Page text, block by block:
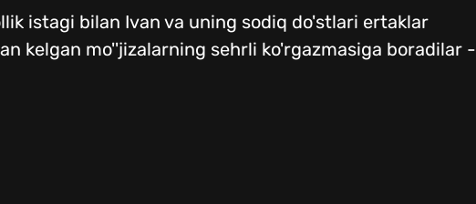
istagi bilan Ivan va uning sodiq do'stlari ertaklar
kelgan mo''jizalarning sehrli ko'rgazmasiga boradilar -